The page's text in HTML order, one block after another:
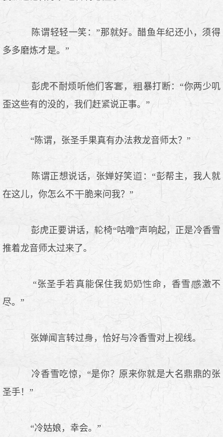
陈谓轻轻一笑：”那就好。醋鱼年纪还小，须得
多多磨炼才是。”
彭虎不耐烦听他们客 ，
暴打断：“你两少叽
歪这些有的没的，我们赶
说正事。”
“陈谓，张圣手果真有办法救龙音师太？”
陈谓正想说话，张婵好笑
：“彭帮主，我人就
在这儿，你怎么不
脆来问我？”
彭虎正要讲话，
椅“咕噜”声响起，正是冷香雪
推着龙音师太过来了。
“张圣手若真能保住我 命，香雪
激不
尽。”
张婵闻言转过 ，恰好与冷香雪对上视线。
冷香雪吃惊，“是你？原来你就是大名鼎鼎的张
圣手！”
“冷姑娘，幸会。”